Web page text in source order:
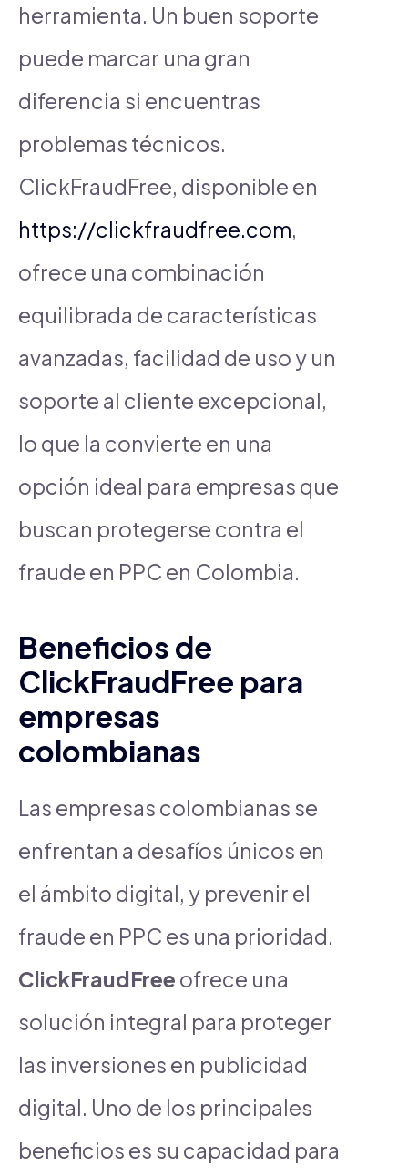
herramienta. Un buen soporte
puede marcar una gran
diferencia si encuentras
problemas técnicos.
ClickFraudFree, disponible en
https://clickfraudfree.com,
ofrece una combinación
equilibrada de características
avanzadas, facilidad de uso y un
soporte al cliente excepcional,
lo que la convierte en una
opción ideal para empresas que
buscan protegerse contra el
fraude en PPC en Colombia.
Beneficios de
ClickFraudFree para
empresas
colombianas
Las empresas colombianas se
enfrentan a desafíos únicos en
el ámbito digital, y prevenir el
fraude en PPC es una prioridad.
ClickFraudFree ofrece una
solución integral para proteger
las inversiones en publicidad
digital. Uno de los principales
beneficios es su capacidad para